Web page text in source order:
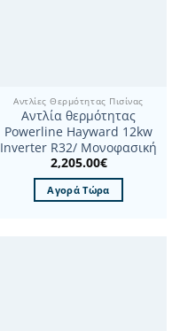
Αντλίες Θερμότητας Πισίνας
Αντλία θερμότητας
Powerline Hayward 12kw
Inverter R32/ Μονοφασική
2,205.00€
Αγορά Τώρα